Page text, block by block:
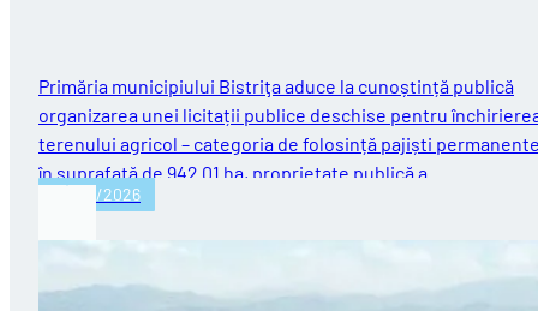
Primăria municipiului Bistriţa aduce la cunoștință publică
organizarea unei licitații publice deschise pentru
terenului agricol – categoria de folosință pajiști
în suprafață de 942.01 ha, proprietate publică a…
06/03/2026